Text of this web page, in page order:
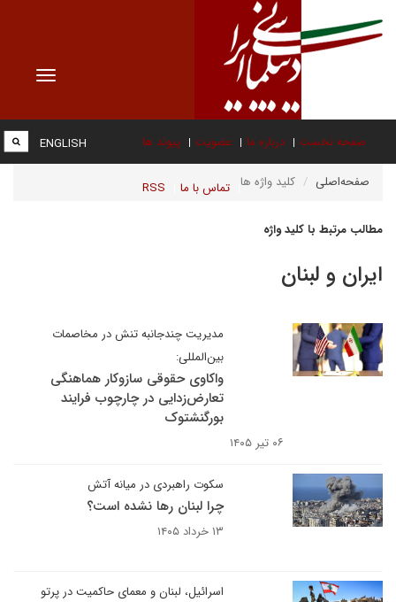
Toggle
صفحه نخست درباره ما عضویت پیوند ها
تماس با ما RSS
ENGLISH
صفحه‌اصلی کلید واژه ها
مطالب مرتبط با کلید واژه
ایران و لبنان
مدیریت چندجانبه تنش در مخاصمات
بین‌المللی:
واکاوی حقوقی سازوکار هماهنگی
تعارض‌زدایی در چارچوب فرایند
بورگنشتوک
۰۶ تیر ۱۴۰۵
سکوت راهبردی در میانه آتش
چرا لبنان رها نشده است؟
۱۳ خرداد ۱۴۰۵
اسرائیل، لبنان و معمای حاکمیت در پرتو